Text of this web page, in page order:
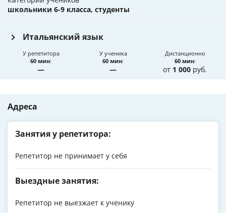
школьники 6-9 класса, студенты
Итальянский язык
У репетитора
60 мин:
—
У ученика
60 мин:
—
Дистанционно
60 мин:
от 1 000 руб.
Адреса
Занятия у репетитора:
Репетитор не принимает у себя
Выездные занятия:
Репетитор не выезжает к ученику